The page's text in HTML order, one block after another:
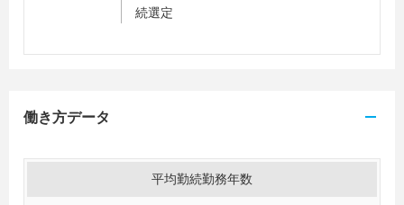
続選定
働き方データ
平均勤続勤務年数